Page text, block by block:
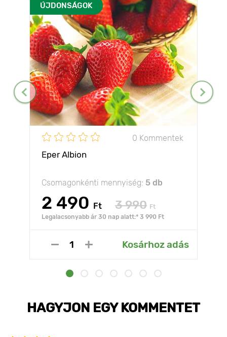
ÚJDONSÁGOK
0 Kommentek
Eper Albion
Csomagonkénti mennyiség: 5 db
2 490 Ft 3 990 Ft
Legalacsonyabb ár 30 nap alatt:* 3 990 Ft
Kosárhoz adás
HAGYJON EGY KOMMENTET